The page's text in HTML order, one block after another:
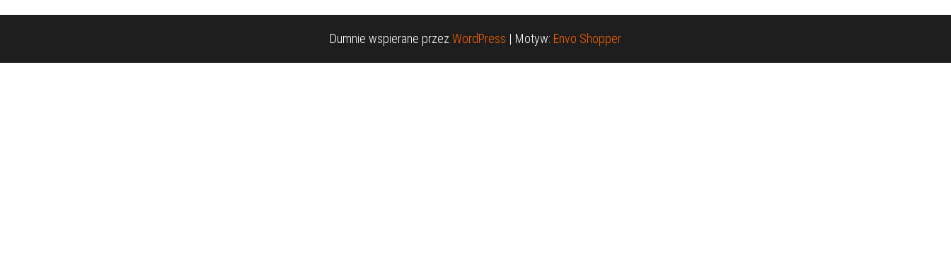
Dumnie wspierane przez WordPress | Motyw: Envo Shopper